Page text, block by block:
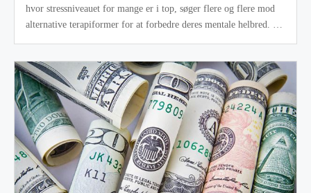
hvor stressniveauet for mange er i top, søger flere og flere mod
alternative terapiformer for at forbedre deres mentale helbred. En